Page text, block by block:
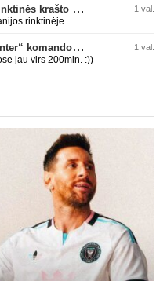
„Sporting“ pasipildys Tanzanijos rinktinės krašto saugu 1 val.
rinktinėje.
L. Messi gerokai pakėlė Majamio „Inter“ komandos vertę 1 val.
jau virs 200mln. :))